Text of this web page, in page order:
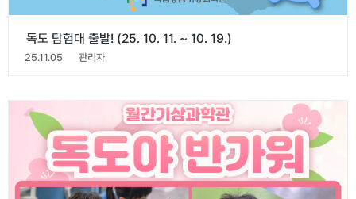
독도 탐험대 출발! (25. 10. 11. ~ 10. 19.)
25.11.05 관리자